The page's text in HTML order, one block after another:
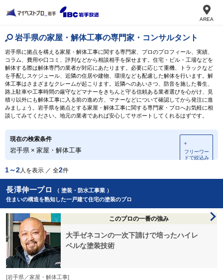
AREA
岩手県の家屋・解体工事の専門家・コンサルタント
岩手県に拠点を構える家屋・解体工事に関する専門家、プロのプロフィール、実績、
コラム、費用や口コミ、評判などから相談相手を探せます。住宅・ビル・工場などを
解体する際は解体専門の業者が対応にあたります。必要に応じて重機、トラックなど
を手配しスケジュール、近隣の住居や建物、環境なども配慮した解体を行います。解
体工事はさまざまなクレームが起こります。近隣へのあいさつ、防音を施した養生、
路上駐車や工事時間の厳守などマナーをきちんと守る信頼ある業者選びを心がけ、見
積り以外にも解体工事に入る前の進め方、マナーなどについて確認してから発注に進
みましょう。岩手県を拠点とする家屋・解体工事に関する専門家・プロへお気軽に相
談してみてください。地元の業者であれば安心してサポートしてくれるはずです。
現在の検索条件
岩手県 × 家屋・解体工事
＋
フリーワー
ドで絞込み
1～2人を表示 ／ 全2件
長澤伸一プロ
（ 塗装・防水工事業 ）
住まいの構造を熟知した一戸建て住宅の塗装のプロ
このプロの一番の強み
大手ゼネコンの一次下請けで培ったハイレ
ベルな塗装技術
[岩手県／家屋・解体工事]